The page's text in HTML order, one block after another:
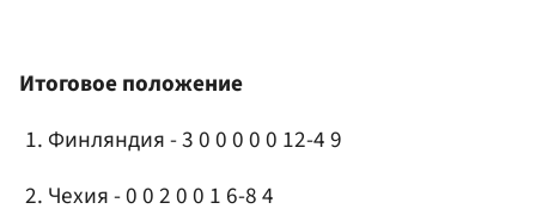
Итоговое положение
Финляндия - 3 0 0 0 0 0 12-4 9
Чехия - 0 0 2 0 0 1 6-8 4